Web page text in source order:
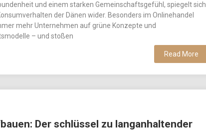
und einem starken Gemeinschaftsgefühl, spiegelt sich
der Dänen wider. Besonders im Onlinehandel
mehr Unternehmen auf grüne Konzepte und
– und stoßen
Read More
Der schlüssel zu langanhaltender